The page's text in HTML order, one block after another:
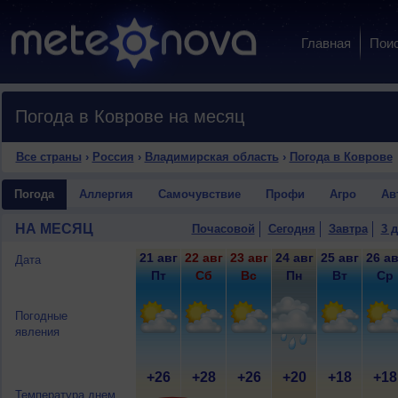
Главная
Погода в Коврове на месяц
Все страны › Россия › Владимирская область › Погода в Коврове
Погода Аллергия Самочувствие Профи Агро
НА МЕСЯЦ Почасовой Сегодня Завтра 3
Дата
Погодные
явления
Температура днем
21 авг
Пт
+26
22 авг
Сб
+28
23 авг
Вс
+26
24 авг
Пн
+20
25 авг
Вт
+18
26
Ср
+18